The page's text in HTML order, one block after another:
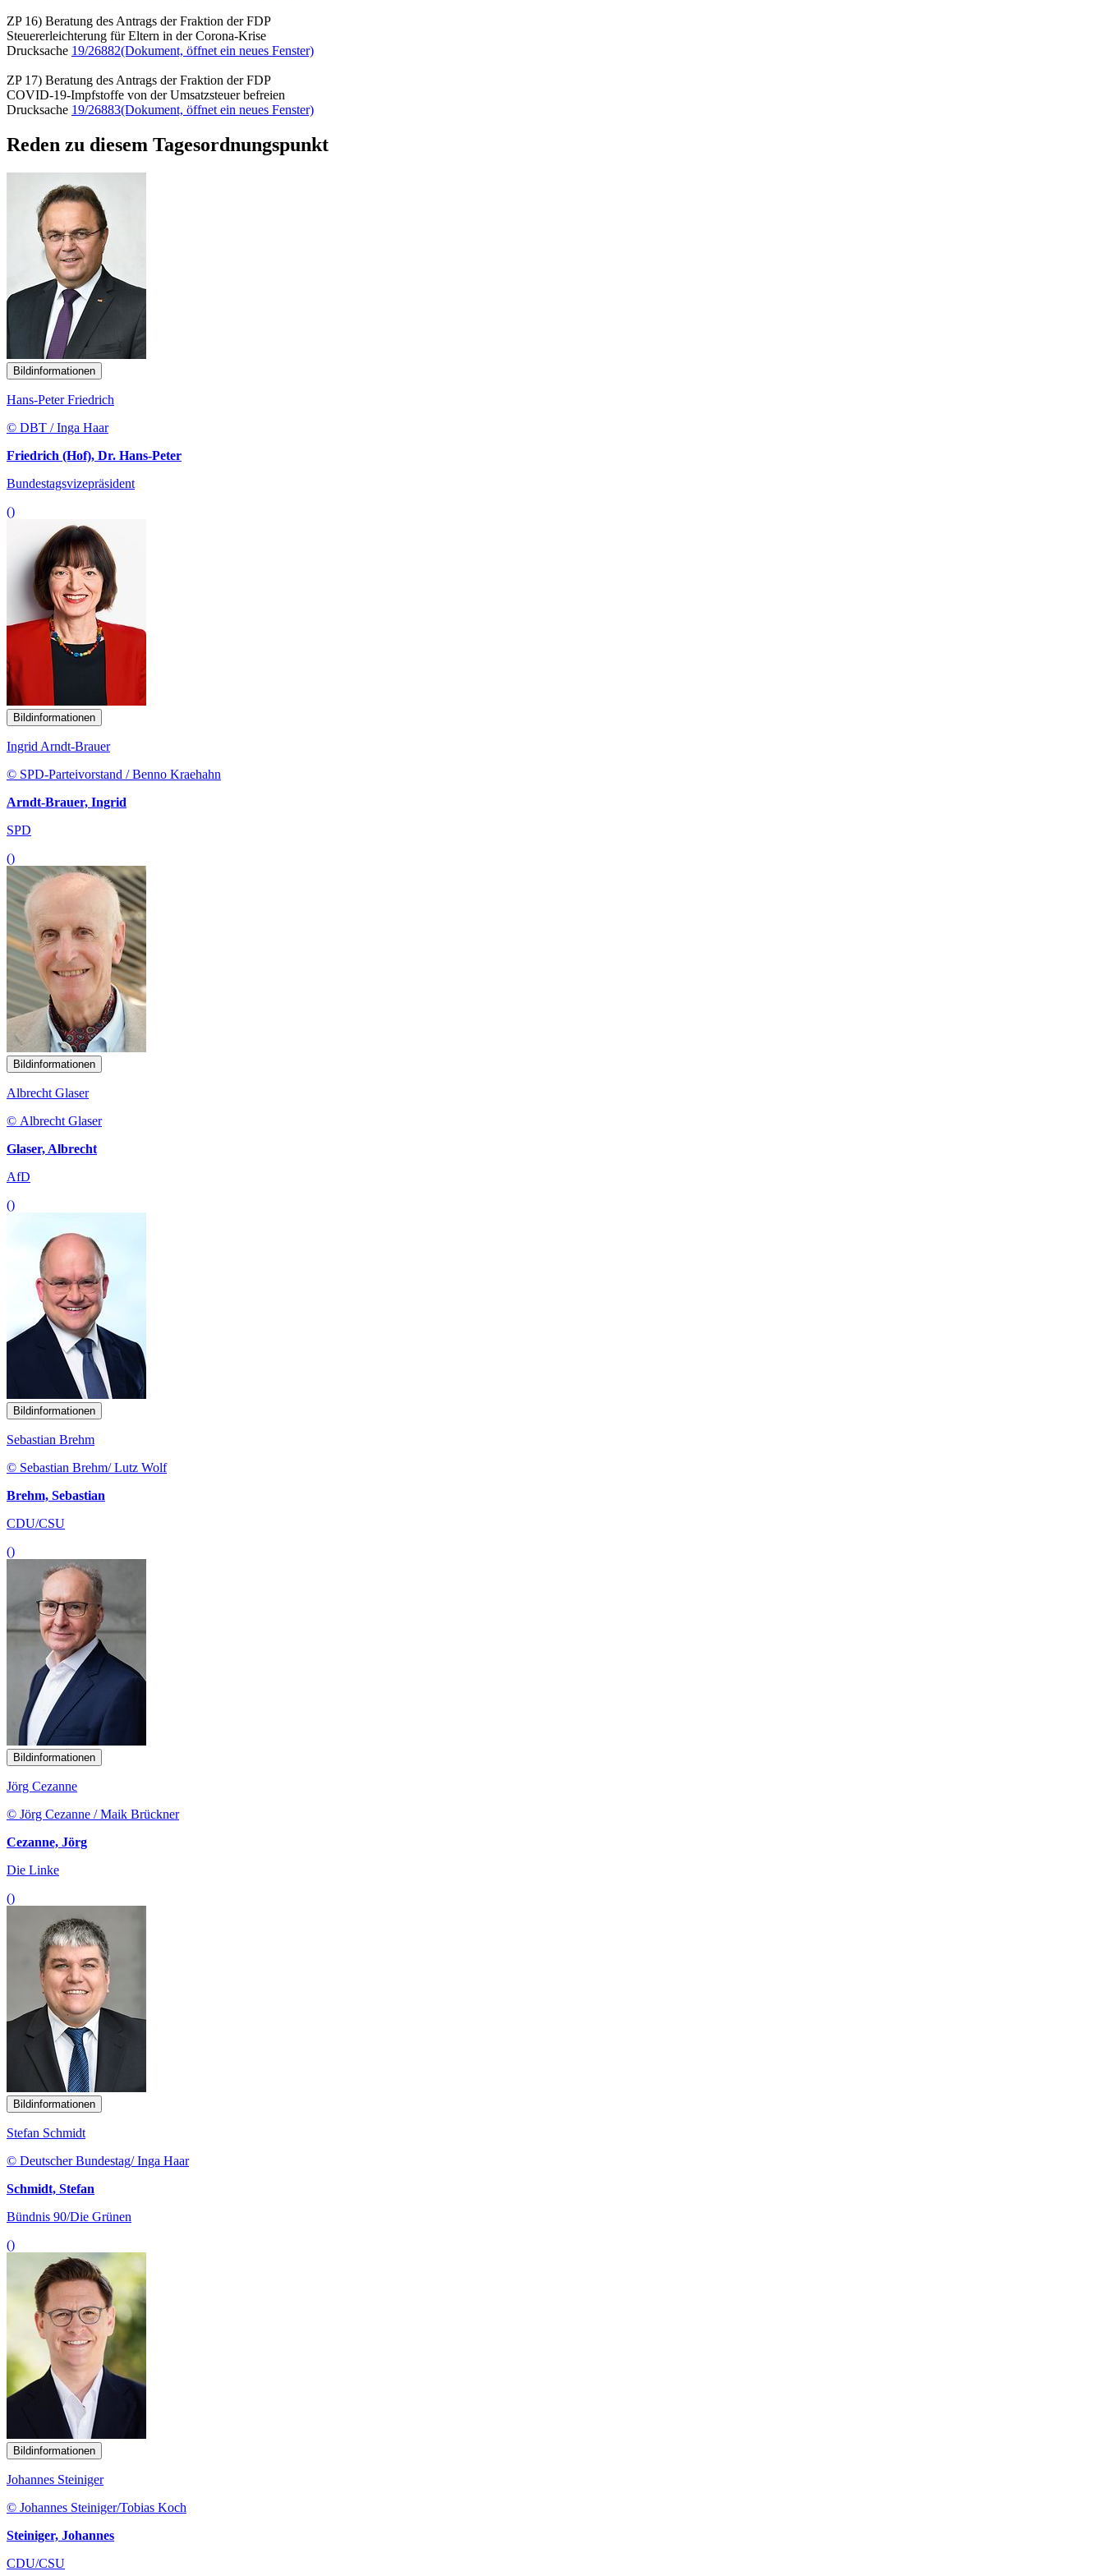
ZP 16) Beratung des Antrags der Fraktion der FDP
Steuererleichterung für Eltern in der Corona-Krise
Drucksache 19/26882(Dokument, öffnet ein neues Fenster)
ZP 17) Beratung des Antrags der Fraktion der FDP
COVID-19-Impfstoffe von der Umsatzsteuer befreien
Drucksache 19/26883(Dokument, öffnet ein neues Fenster)
Reden zu diesem Tagesordnungspunkt
Bildinformationen
Hans-Peter Friedrich
© DBT / Inga Haar
Friedrich (Hof), Dr. Hans-Peter
Bundestagsvizepräsident
()
Bildinformationen
Ingrid Arndt-Brauer
© SPD-Parteivorstand / Benno Kraehahn
Arndt-Brauer, Ingrid
SPD
()
Bildinformationen
Albrecht Glaser
© Albrecht Glaser
Glaser, Albrecht
AfD
()
Bildinformationen
Sebastian Brehm
© Sebastian Brehm/ Lutz Wolf
Brehm, Sebastian
CDU/CSU
()
Bildinformationen
Jörg Cezanne
© Jörg Cezanne / Maik Brückner
Cezanne, Jörg
Die Linke
()
Bildinformationen
Stefan Schmidt
© Deutscher Bundestag/ Inga Haar
Schmidt, Stefan
Bündnis 90/Die Grünen
()
Bildinformationen
Johannes Steiniger
© Johannes Steiniger/Tobias Koch
Steiniger, Johannes
CDU/CSU